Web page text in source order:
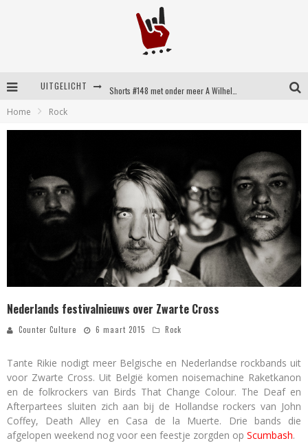
UITGELICHT
Shorts #149 met onder meer No Cure, Eva Under Fire, The Hu en Sleeping With Sirens
Home Rock
Nederlands festivalnieuws over Zwarte Cross
Counter Culture 6 maart 2015 Rock
Tante Rikie nodigt meer Belgische en Nederlandse rockbands uit
voor Zwarte Cross. Uit België komen noisemachine Raketkanon
en de folkrockers van Birds That Change Colour. The Deaf en
Afterpartees sluiten zich aan bij de Hollandse rockers van John
Coffey, Death Alley en Casa de la Muerte. Drie bands die
afgelopen weekend nog voor een feestje zorgden op Scumbash.